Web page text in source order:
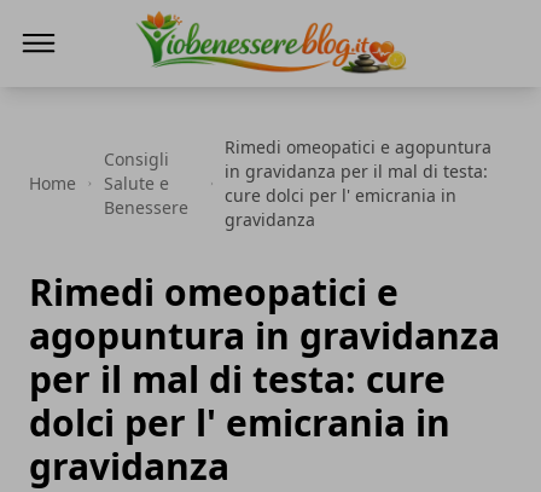
Home
Consigli
Salute e
Benessere
Rimedi omeopatici e agopuntura
in gravidanza per il mal di testa:
cure dolci per l' emicrania in
gravidanza
Rimedi omeopatici e
agopuntura in gravidanza
per il mal di testa: cure
dolci per l' emicrania in
gravidanza